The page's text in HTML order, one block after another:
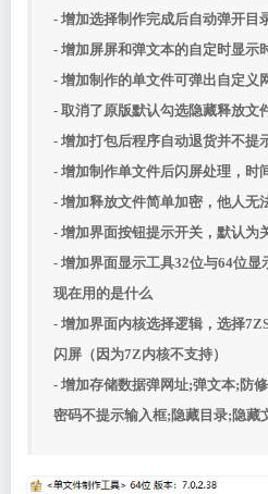
- 增加选择制作完成后自动弹开目
- 增加屏屏和弹文本的自定时显示
- 增加制作的单文件可弹出自定义
- 取消了原版默认勾选隐藏释放文
- 增加打包后程序自动退货并不提
- 增加制作单文件后闪屏处理，时
- 增加释放文件简单加密，他人无
- 增加界面按钮提示开关，默认为
- 增加界面显示工具32位与64位
现在用的是什么
- 增加界面内核选择逻辑，选择
闪屏（因为7Z内核不支持）
- 增加存储数据弹网址;弹文本;防
密码不提示输入框;隐藏目录;隐藏